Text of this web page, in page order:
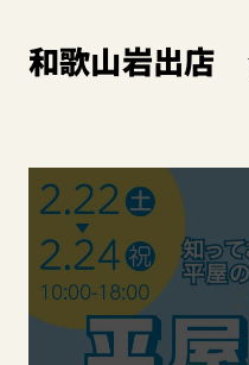
和歌山岩出